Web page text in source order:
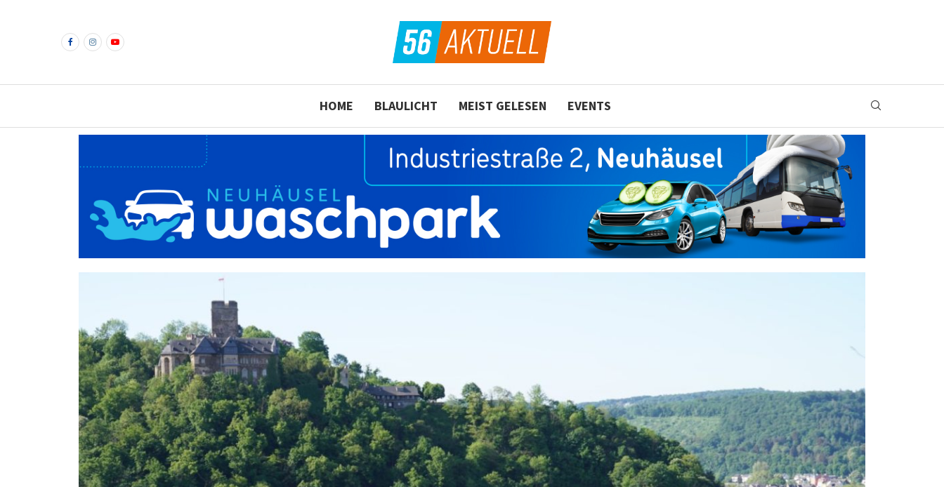
HOME BLAULICHT MEIST GELESEN EVENTS